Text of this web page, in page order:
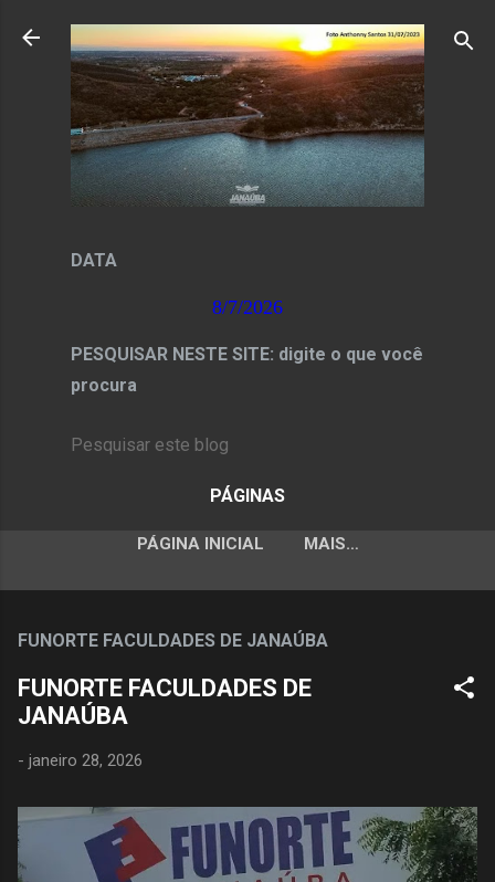
Pular para o conteúdo principal
DATA
8/7/2026
PESQUISAR NESTE SITE: digite o que você
procura
PÁGINAS
PÁGINA INICIAL MAIS…
FUNORTE FACULDADES DE JANAÚBA
FUNORTE FACULDADES DE
JANAÚBA
- janeiro 28, 2026